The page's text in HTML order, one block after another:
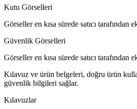
Kutu Görselleri
Görseller en kısa sürede satıcı tarafından
Güvenlik Görselleri
Görseller en kısa sürede satıcı tarafından
Kılavuz ve ürün belgeleri, doğru ürün
güvenlik bilgileri sağlar.
Kılavuzlar